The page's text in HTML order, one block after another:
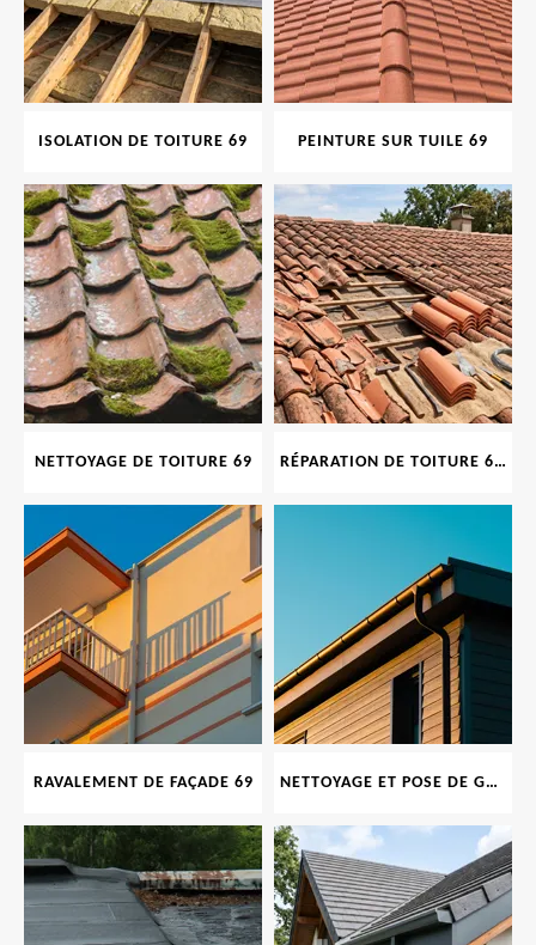
ISOLATION DE TOITURE 69 PEINTURE SUR TUILE 69
NETTOYAGE DE TOITURE 69 RÉPARATION DE TOITURE 69 RHONE, TUILES CASSÉES OU ABIMÉES
RAVALEMENT DE FAÇADE 69 NETTOYAGE ET POSE DE GOUTTIÈRE 69